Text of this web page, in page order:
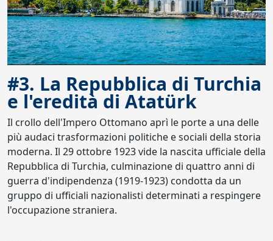
#3. La Repubblica di Turchia
e l'eredità di Atatürk
Il crollo dell'Impero Ottomano aprì le porte a una delle
più audaci trasformazioni politiche e sociali della storia
moderna. Il 29 ottobre 1923 vide la nascita ufficiale della
Repubblica di Turchia, culminazione di quattro anni di
guerra d'indipendenza (1919-1923) condotta da un
gruppo di ufficiali nazionalisti determinati a respingere
l'occupazione straniera.